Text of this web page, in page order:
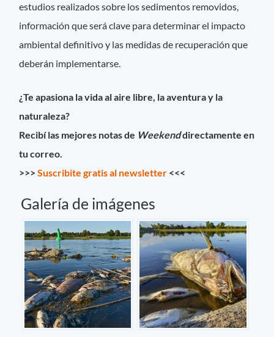
estudios realizados sobre los sedimentos removidos,
información que será clave para determinar el impacto
ambiental definitivo y las medidas de recuperación que
deberán implementarse.
¿Te apasiona la vida al aire libre, la aventura y la
naturaleza?
Recibí las mejores notas de Weekenddirectamente en
tu correo.
>>>Suscribite gratis al newsletter <<<
Galería de imágenes